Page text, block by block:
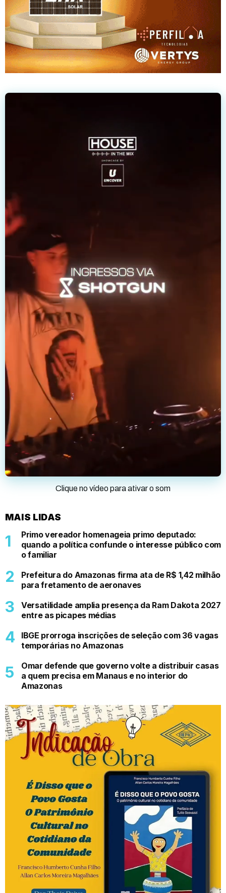
Clique no vídeo para ativar o som
MAIS LIDAS
quando a política confunde o interesse público com
o familiar
Prefeitura do Amazonas firma ata de R$ 1,42 milhão
para fretamento de aeronaves
entre as picapes médias
IBGE prorroga inscrições de seleção com 36 vagas
temporárias no Amazonas
Omar defende que governo volte a distribuir casas
a quem precisa em Manaus e no interior do